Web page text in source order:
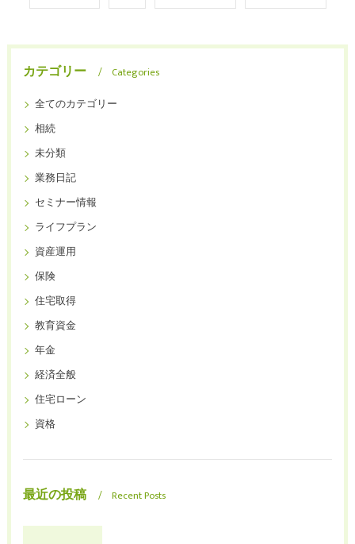
カテゴリー
Categories
全てのカテゴリー
相続
未分類
業務日記
セミナー情報
ライフプラン
資産運用
保険
住宅取得
教育資金
年金
経済全般
住宅ローン
資格
最近の投稿 Recent Posts